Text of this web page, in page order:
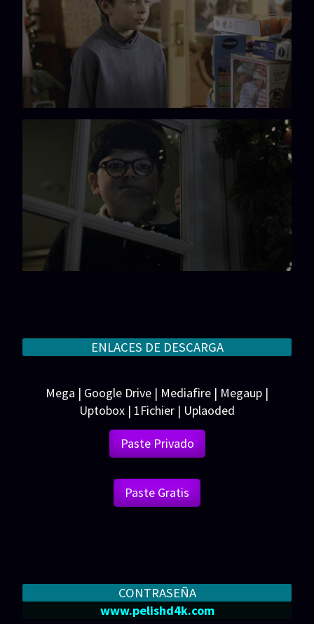
ENLACES DE DESCARGA
Mega | Google Drive | Mediafire | Megaup |
Uptobox | 1Fichier | Uplaoded
Paste Privado
Paste Gratis
CONTRASEÑA
www.pelishd4k.com